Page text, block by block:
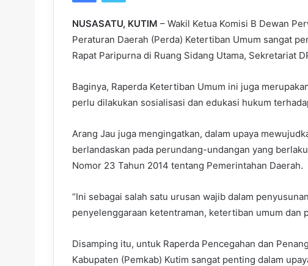
NUSASATU, KUTIM – Wakil Ketua Komisi B Dewan
Peraturan Daerah (Perda) Ketertiban Umum sangat
Rapat Paripurna di Ruang Sidang Utama, Sekretariat
Baginya, Raperda Ketertiban Umum ini juga
perlu dilakukan sosialisasi dan edukasi hukum
Arang Jau juga mengingatkan, dalam upaya
berlandaskan pada perundang-undangan yang
Nomor 23 Tahun 2014 tentang Pemerintahan Daerah.
“Ini sebagai salah satu urusan wajib dalam
penyelenggaraan ketentraman, ketertiban umum dan
Disamping itu, untuk Raperda Pencegahan dan
Kabupaten (Pemkab) Kutim sangat penting dalam